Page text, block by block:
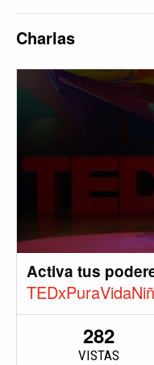
Charlas
Activa tus
282
VISTAS